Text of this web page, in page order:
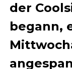
der
begann,